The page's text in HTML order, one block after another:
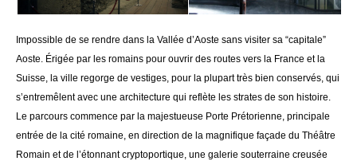
Impossible de se rendre dans la Vallée d’Aoste sans visiter sa “capitale”
Aoste. Érigée par les romains pour ouvrir des routes vers la France et la
Suisse, la ville regorge de vestiges, pour la plupart très bien conservés, qui
s’entremêlent avec une architecture qui reflète les strates de son histoire.
Le parcours commence par la majestueuse Porte Prétorienne, principale
entrée de la cité romaine, en direction de la magnifique façade du Théâtre
Romain et de l’étonnant cryptoportique, une galerie souterraine creusée